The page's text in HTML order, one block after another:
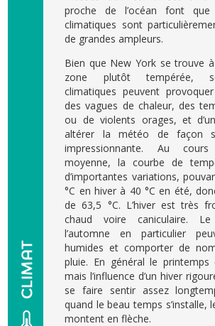
proche de l’océan font que
climatiques sont
de grandes ampleurs.
Bien que New York se trouve
zone plutôt tempérée,
climatiques peuvent
des vagues de chaleur, des
ou de violents orages, et
altérer la météo de façon
impressionnante. Au
moyenne, la courbe de
d’importantes variations,
°C en hiver à 40 °C en été,
de 63,5 °C. L’hiver est très
chaud voire caniculaire.
l’automne en particulier
humides et comporter de
pluie. En général le
mais l’influence d’un hiver
se faire sentir assez
quand le beau temps s’installe,
montent en flèche.